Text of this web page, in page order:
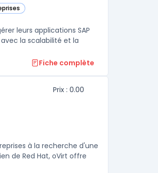
leurs applications SAP
la scalabilité et la
Fiche complète
Prix : 0.00
à la recherche d'une
de Red Hat, oVirt offre